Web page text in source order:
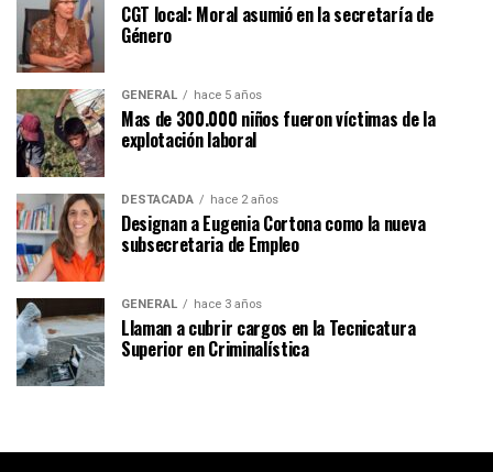
CGT local: Moral asumió en la secretaría de
Género
GENERAL hace 5 años
Mas de 300.000 niños fueron víctimas de la
explotación laboral
DESTACADA hace 2 años
Designan a Eugenia Cortona como la nueva
subsecretaria de Empleo
GENERAL hace 3 años
Llaman a cubrir cargos en la Tecnicatura
Superior en Criminalística